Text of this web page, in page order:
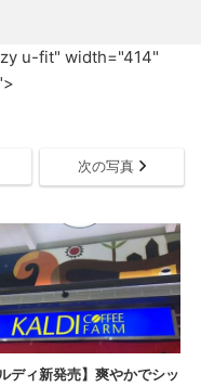
u-fit" width="414"
次の写真